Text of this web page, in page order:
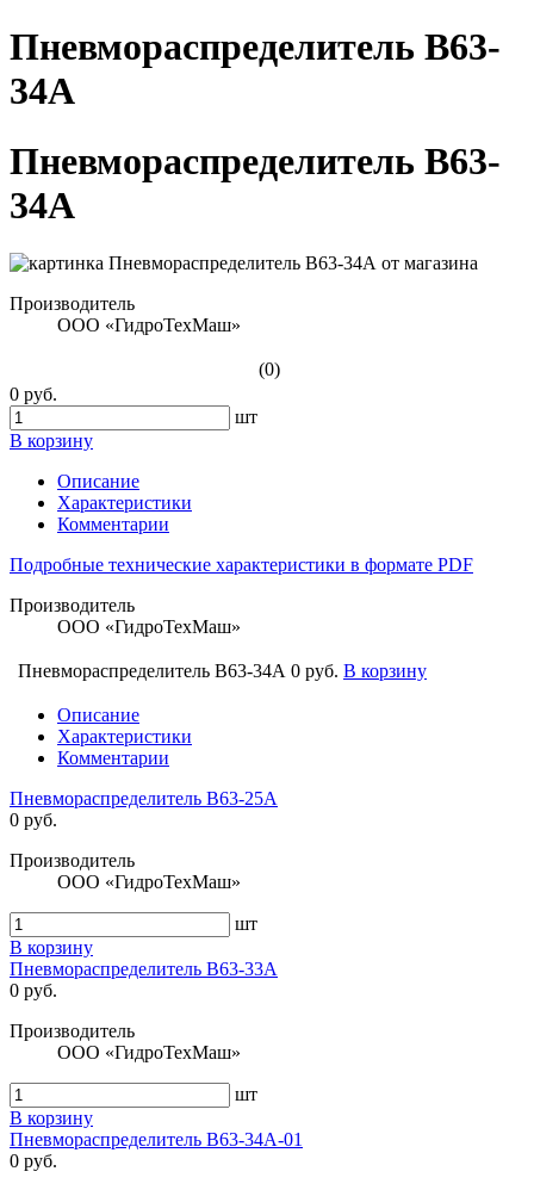
Пневмораспределитель В63-
34А
Пневмораспределитель В63-
34А
Производитель
ООО «ГидроТехМаш»
(0)
0 руб.
шт
В корзину
Описание
Характеристики
Комментарии
Подробные технические характеристики в формате PDF
Производитель
ООО «ГидроТехМаш»
Пневмораспределитель В63-34А 0 руб. В корзину
Описание
Характеристики
Комментарии
Пневмораспределитель В63-25А
0 руб.
Производитель
ООО «ГидроТехМаш»
шт
В корзину
Пневмораспределитель В63-33А
0 руб.
Производитель
ООО «ГидроТехМаш»
шт
В корзину
Пневмораспределитель В63-34А-01
0 руб.